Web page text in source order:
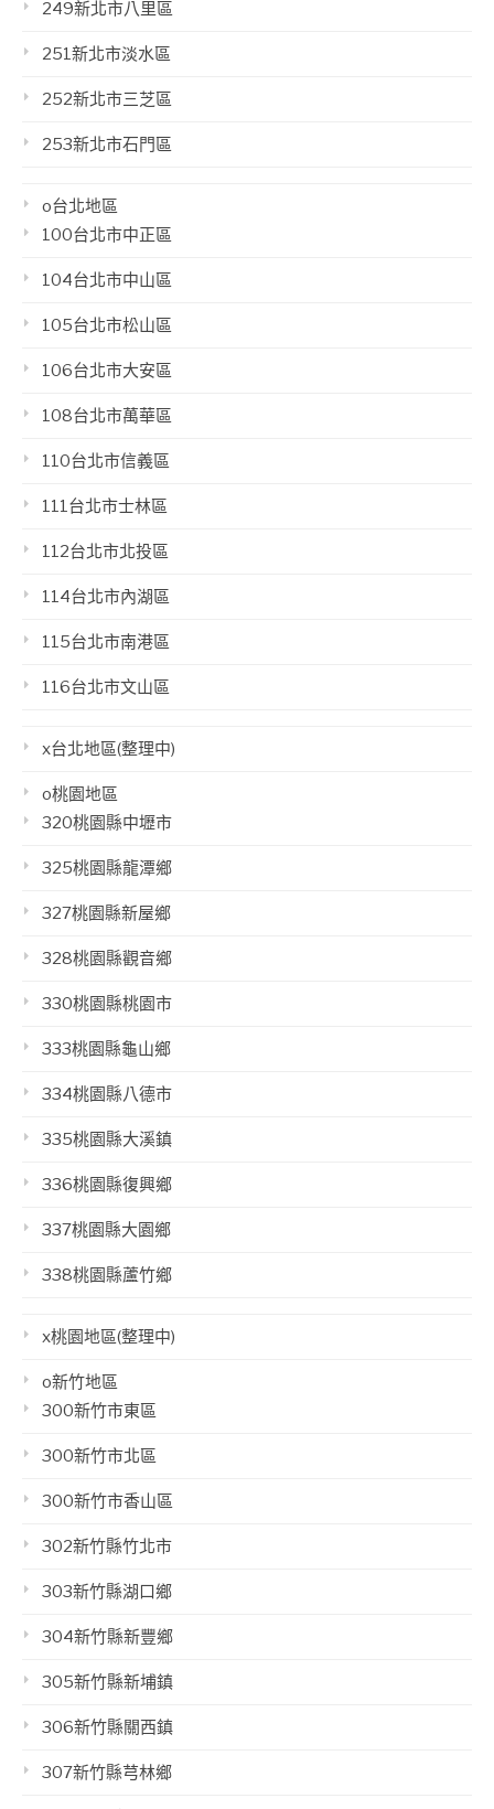
249新北市八里區
251新北市淡水區
252新北市三芝區
253新北市石門區
o台北地區
100台北市中正區
104台北市中山區
105台北市松山區
106台北市大安區
108台北市萬華區
110台北市信義區
111台北市士林區
112台北市北投區
114台北市內湖區
115台北市南港區
116台北市文山區
x台北地區(整理中)
o桃園地區
320桃園縣中壢市
325桃園縣龍潭鄉
327桃園縣新屋鄉
328桃園縣觀音鄉
330桃園縣桃園市
333桃園縣龜山鄉
334桃園縣八德市
335桃園縣大溪鎮
336桃園縣復興鄉
337桃園縣大園鄉
338桃園縣蘆竹鄉
x桃園地區(整理中)
o新竹地區
300新竹市東區
300新竹市北區
300新竹市香山區
302新竹縣竹北市
303新竹縣湖口鄉
304新竹縣新豐鄉
305新竹縣新埔鎮
306新竹縣關西鎮
307新竹縣芎林鄉